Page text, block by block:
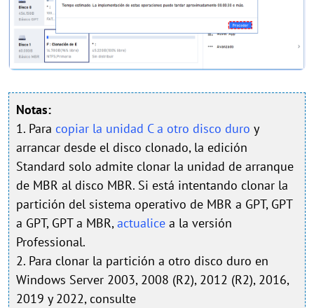
Notas:
1. Para copiar la unidad C a otro disco duro y
arrancar desde el disco clonado, la edición
Standard solo admite clonar la unidad de arranque
de MBR al disco MBR. Si está intentando clonar la
partición del sistema operativo de MBR a GPT, GPT
a GPT, GPT a MBR,actualice a la versión
Professional.
2. Para clonar la partición a otro disco duro en
Windows Server 2003, 2008 (R2), 2012 (R2), 2016,
2019 y 2022, consulte